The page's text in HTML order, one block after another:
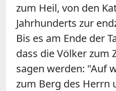
zum Heil, von den
Jahrhunderts zur
Bis es am Ende der
dass die Völker zum
sagen werden: "Auf
zum Berg des Herrn